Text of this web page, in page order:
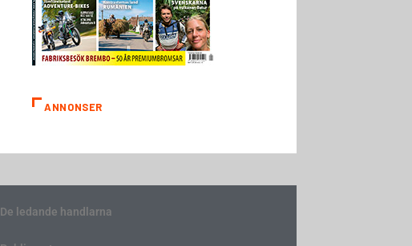
ANNONSER
De ledande handlarna